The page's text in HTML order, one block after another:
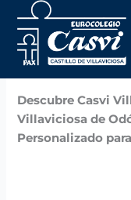
contenido
Por
Casvi/
Descubre Casvi
Villaviciosa de
Personalizado